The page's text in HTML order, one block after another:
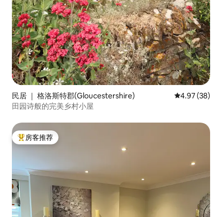
民居 ｜ 格洛斯特郡(Gloucestershire) 平均评分
4.97 (38)
田园诗般的完美乡村小屋
热门「房客推荐」
房客推荐